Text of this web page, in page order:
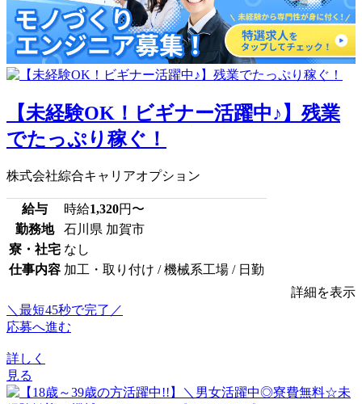
【未経験OK！ビギナー活躍中♪】残業
でたっぷり稼ぐ！
株式会社綜合キャリアオプション
給与 時給1,320円〜
勤務地
石川県 加賀市
寮・社宅 なし
仕事内容 加工・取り付け / 機械系工場 / 日勤
詳細を表示
＼最短45秒で完了／
応募へ進む
詳しく
見る